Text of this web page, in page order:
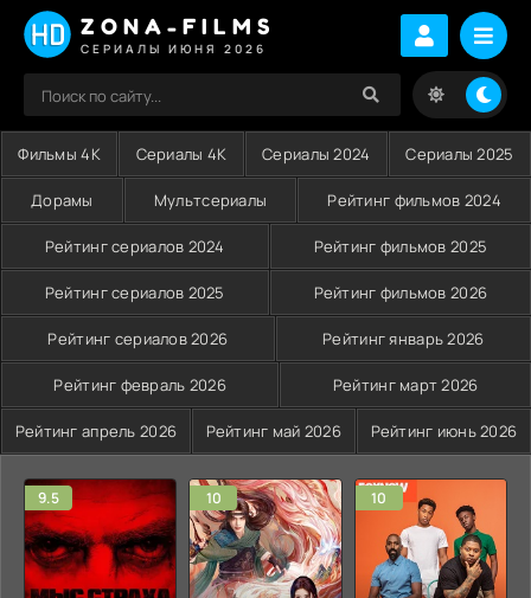
ZONA-FILMS
СЕРИАЛЫ ИЮНЯ 2026
Фильмы 4K Сериалы 4K Сериалы 2024 Сериалы 2025
Дорамы Мультсериалы Рейтинг фильмов 2024
Рейтинг сериалов 2024 Рейтинг фильмов 2025
Рейтинг сериалов 2025 Рейтинг фильмов 2026
Рейтинг сериалов 2026 Рейтинг январь 2026
Рейтинг февраль 2026 Рейтинг март 2026
Рейтинг апрель 2026 Рейтинг май 2026 Рейтинг июнь 2026
9.5 10 10